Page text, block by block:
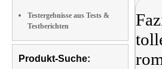
Testergebnisse aus Tests &
Testberichten
Produkt-Suche: